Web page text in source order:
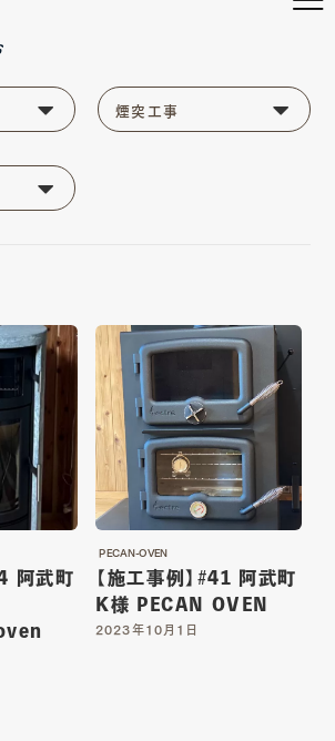
02
ABOUT
私たちについて
04
阿武町煙突工事
阿武町
PECAN-OVEN
【施工事例】#41 阿武町
K様 PECAN OVEN
2023年10月1日